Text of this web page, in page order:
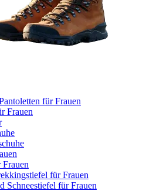
für Frauen
Frauen
Frauen
für Frauen
Schneestiefel für Frauen